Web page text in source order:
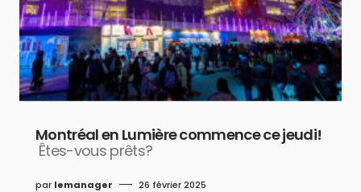
Montréal en Lumière commence ce jeudi!
Êtes-vous prêts?
par lemanager 26 février 2025